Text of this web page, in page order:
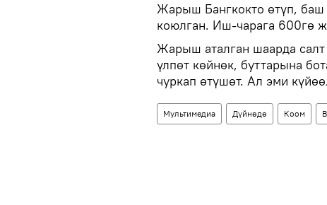
Жарыш Бангкокто өтүп, баш
коюлган. Иш-чарага 600гө
Жарыш аталган шаарда
үлпөт көйнөк, буттарына
чуркап өтүшөт. Ал эми
Мультимедиа Дүйнөдө Коом